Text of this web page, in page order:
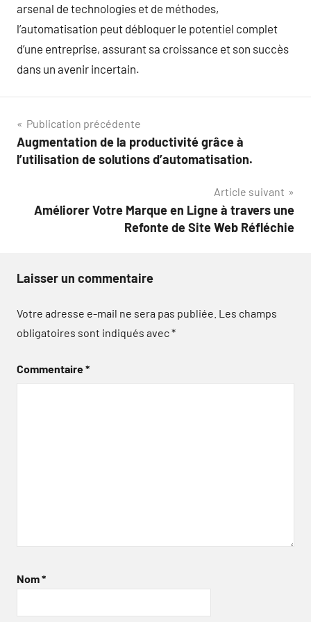
arsenal de technologies et de méthodes,
l’automatisation peut débloquer le potentiel complet
d’une entreprise, assurant sa croissance et son succès
dans un avenir incertain.
Navigation
de
Publication précédente
Augmentation de la productivité grâce à
l’utilisation de solutions d’automatisation.
Article suivant
Améliorer Votre Marque en Ligne à travers une
Refonte de Site Web Réfléchie
Laisser un commentaire
Votre adresse e-mail ne sera pas publiée. Les champs
obligatoires sont indiqués avec*
Commentaire*
Nom*